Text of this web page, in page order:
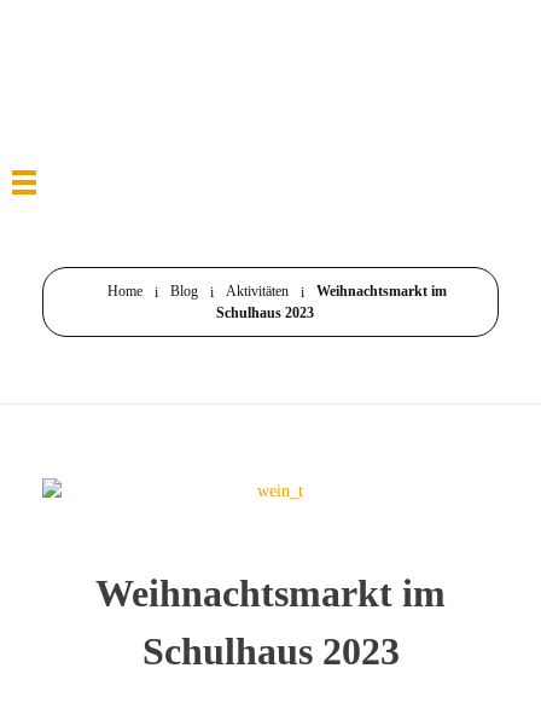
Home Blog Aktivitäten
Weihnachtsmarkt im
Schulhaus 2023
Weihnachtsmarkt im
Schulhaus 2023